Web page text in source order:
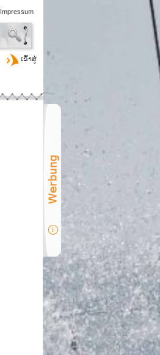
Impressum
ເຂົ້າສູ່